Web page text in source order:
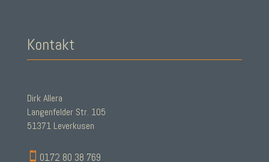
Kontakt
Dirk Allera
Langenfelder Str. 105
51371 Leverkusen
 0172 80 38 769